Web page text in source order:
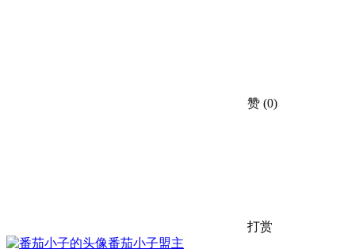
赞 (0)
打赏
番茄小子盟主